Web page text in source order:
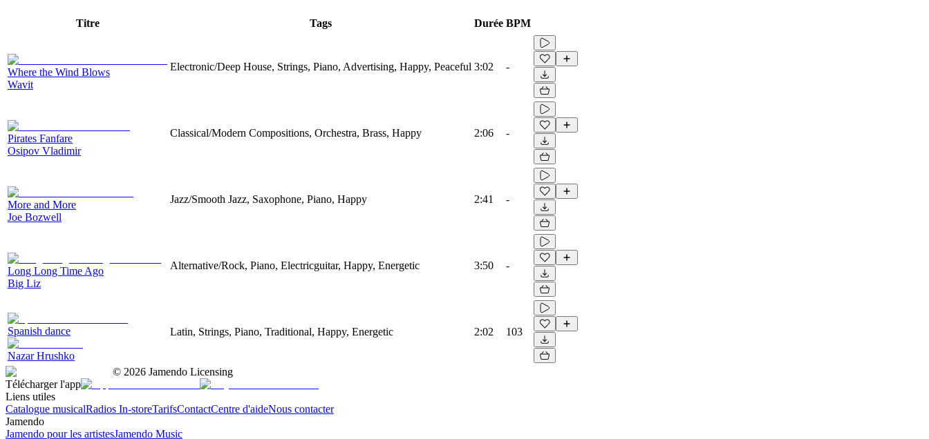
Titre Tags Durée BPM
Where the Wind Blows
Wavit
Electronic/Deep House, Strings, Piano, Advertising, Happy, Peaceful 3:02 -
Pirates Fanfare
Osipov Vladimir
Classical/Modern Compositions, Orchestra, Brass, Happy 2:06 -
More and More
Joe Bozwell
Jazz/Smooth Jazz, Saxophone, Piano, Happy 2:41 -
Long Long Time Ago
Big Liz
Alternative/Rock, Piano, Electricguitar, Happy, Energetic 3:50 -
Spanish dance
Nazar Hrushko
Latin, Strings, Piano, Traditional, Happy, Energetic 2:02 103
© 2026 Jamendo Licensing
Télécharger l'app
Liens utiles
Catalogue musicalRadios In-storeTarifsContactCentre d'aideNous contacter
Jamendo
Jamendo pour les artistesJamendo Music